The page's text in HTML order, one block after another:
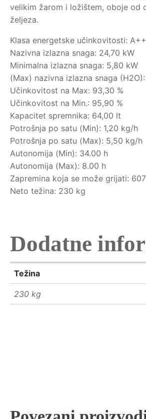
velikim žarom i ložištem, oboje od
željeza.
Klasa energetske učinkovitosti: A++
Nazivna izlazna snaga: 24,70 kW
Minimalna izlazna snaga: 5,80 kW
(Max) nazivna izlazna snaga
Učinkovitost na Max: 93,30 %
Učinkovitost na Min.: 95,90 %
Kapacitet spremnika: 64,00 lt
Potrošnja po satu (Min): 1,20 kg/h
Potrošnja po satu (Max): 5,50 kg/h
Autonomija (Min): 34.00 h
Autonomija (Max): 8.00 h
Zapremina koja se može grijati:
Neto težina: 230 kg
Dodatne
Težina
230 kg